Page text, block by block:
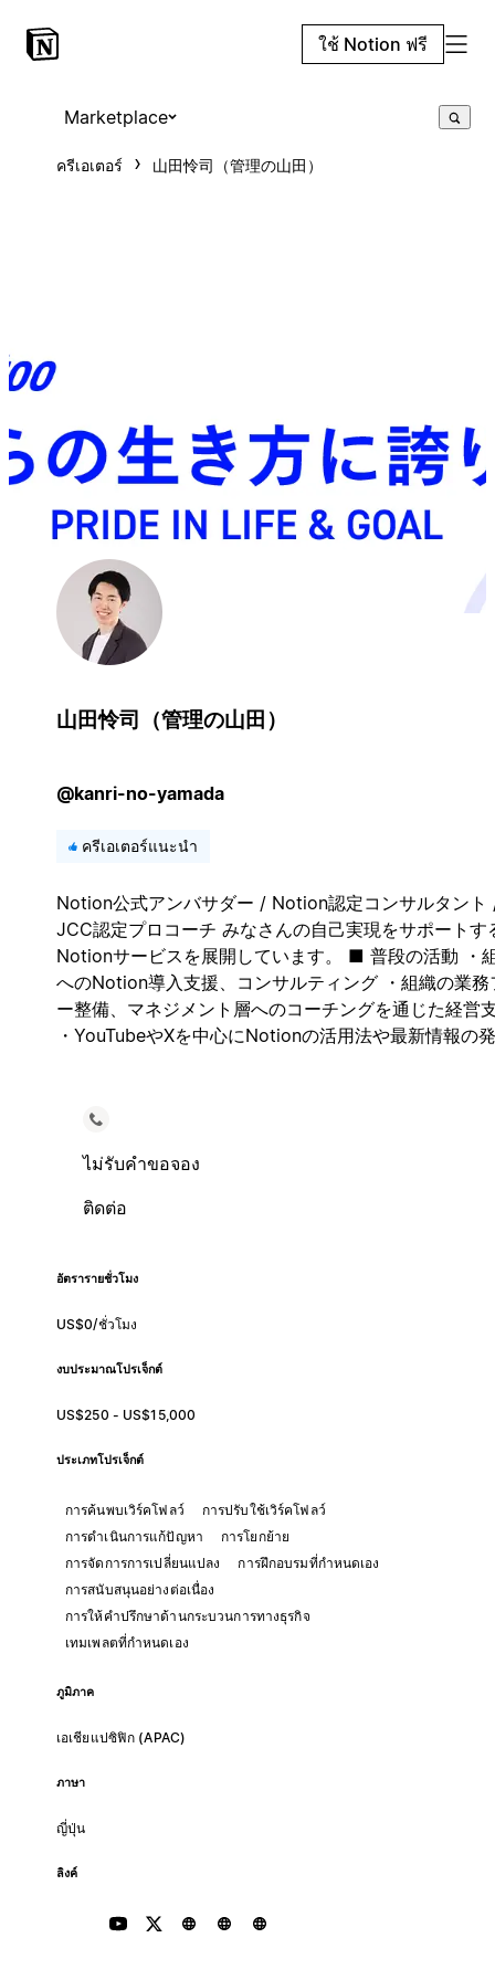
ใช้ Notion ฟรี
Marketplace
ครีเอเตอร์ 山田怜司（管理の山田）
山田怜司（管理の山田）
@kanri-no-yamada
ครีเอเตอร์แนะนำ
Notion公式アンバサダー / Notion認定コンサルタント
JCC認定プロコーチ みなさんの自己実現をサポートす
Notionサービスを展開しています。 ■ 普段の活動 ・
へのNotion導入支援、コンサルティング ・組織の業務
ー整備、マネジメント層へのコーチングを通じた経営
・YouTubeやXを中心にNotionの活用法や最新情報の
ไม่รับคำขอจอง
ติดต่อ
อัตรารายชั่วโมง
US$0/ชั่วโมง
งบประมาณโปรเจ็กต์
US$250 - US$15,000
ประเภทโปรเจ็กต์
การค้นพบเวิร์คโฟลว์
การปรับใช้เวิร์คโฟลว์
การดำเนินการแก้ปัญหา
การโยกย้าย
การจัดการการเปลี่ยนแปลง
การฝึกอบรมที่กำหนดเอง
การสนับสนุนอย่างต่อเนื่อง
การให้คำปรึกษาด้านกระบวนการทางธุรกิจ
เทมเพลตที่กำหนดเอง
ภูมิภาค
เอเชียแปซิฟิก (APAC)
ภาษา
ญี่ปุ่น
ลิงค์